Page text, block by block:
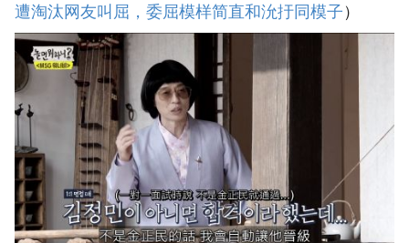
遭淘汰网友叫屈，委屈模样简直和沇扜同模子‎‎）